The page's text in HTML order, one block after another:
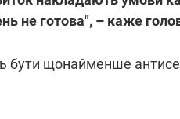
не готова", – каже
бути щонайменше